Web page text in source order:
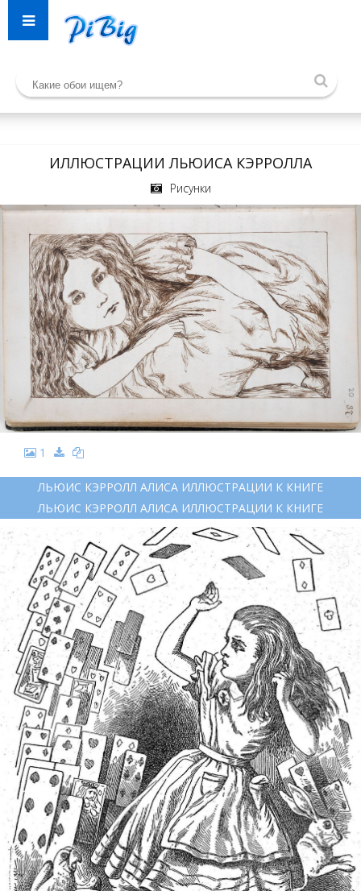
ИЛЛЮСТРАЦИИ ЛЬЮИСА КЭРРОЛЛА
Рисунки
1
ЛЬЮИС КЭРРОЛЛ АЛИСА ИЛЛЮСТРАЦИИ К КНИГЕ
ЛЬЮИС КЭРРОЛЛ АЛИСА ИЛЛЮСТРАЦИИ К КНИГЕ